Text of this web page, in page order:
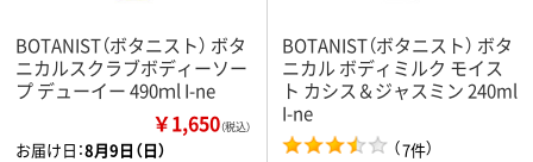
BOTANIST（ボタニスト） ボタ
ニカルスクラブボディーソー
プ デューイー 490ｍl I-ne
￥1,650（税込）
お届け日：8月9日（日）
BOTANIST（ボタニスト） ボタ
ニカル ボディミルク モイス
ト カシス＆ジャスミン 240ml
I-ne
（7件）